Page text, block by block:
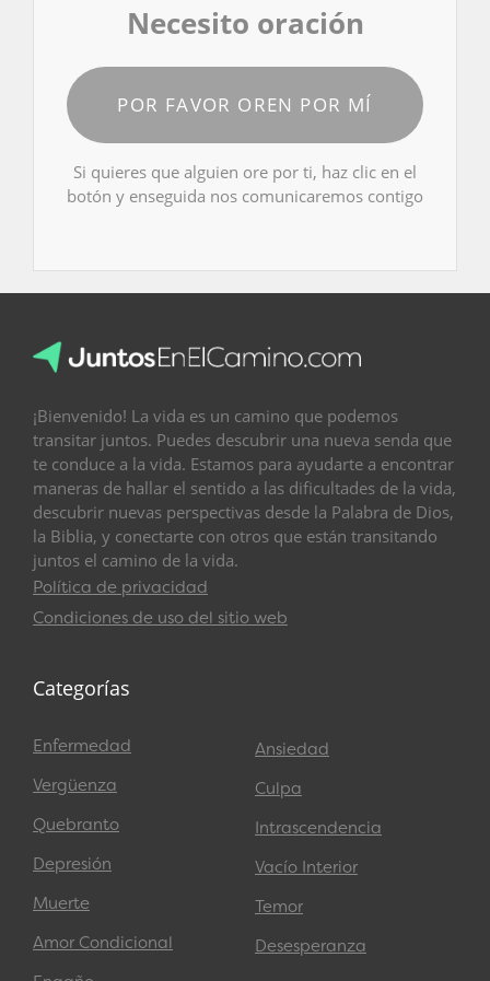
Necesito oración
POR FAVOR OREN POR MÍ
Si quieres que alguien ore por ti, haz clic en el
botón y enseguida nos comunicaremos contigo
¡Bienvenido! La vida es un camino que podemos
transitar juntos. Puedes descubrir una nueva senda que
te conduce a la vida. Estamos para ayudarte a encontrar
maneras de hallar el sentido a las dificultades de la vida,
descubrir nuevas perspectivas desde la Palabra de Dios,
la Biblia, y conectarte con otros que están transitando
juntos el camino de la vida.
Política de privacidad
Condiciones de uso del sitio web
Categorías
Enfermedad
Vergüenza
Quebranto
Depresión
Muerte
Amor Condicional
Ansiedad
Culpa
Intrascendencia
Vacío Interior
Temor
Desesperanza